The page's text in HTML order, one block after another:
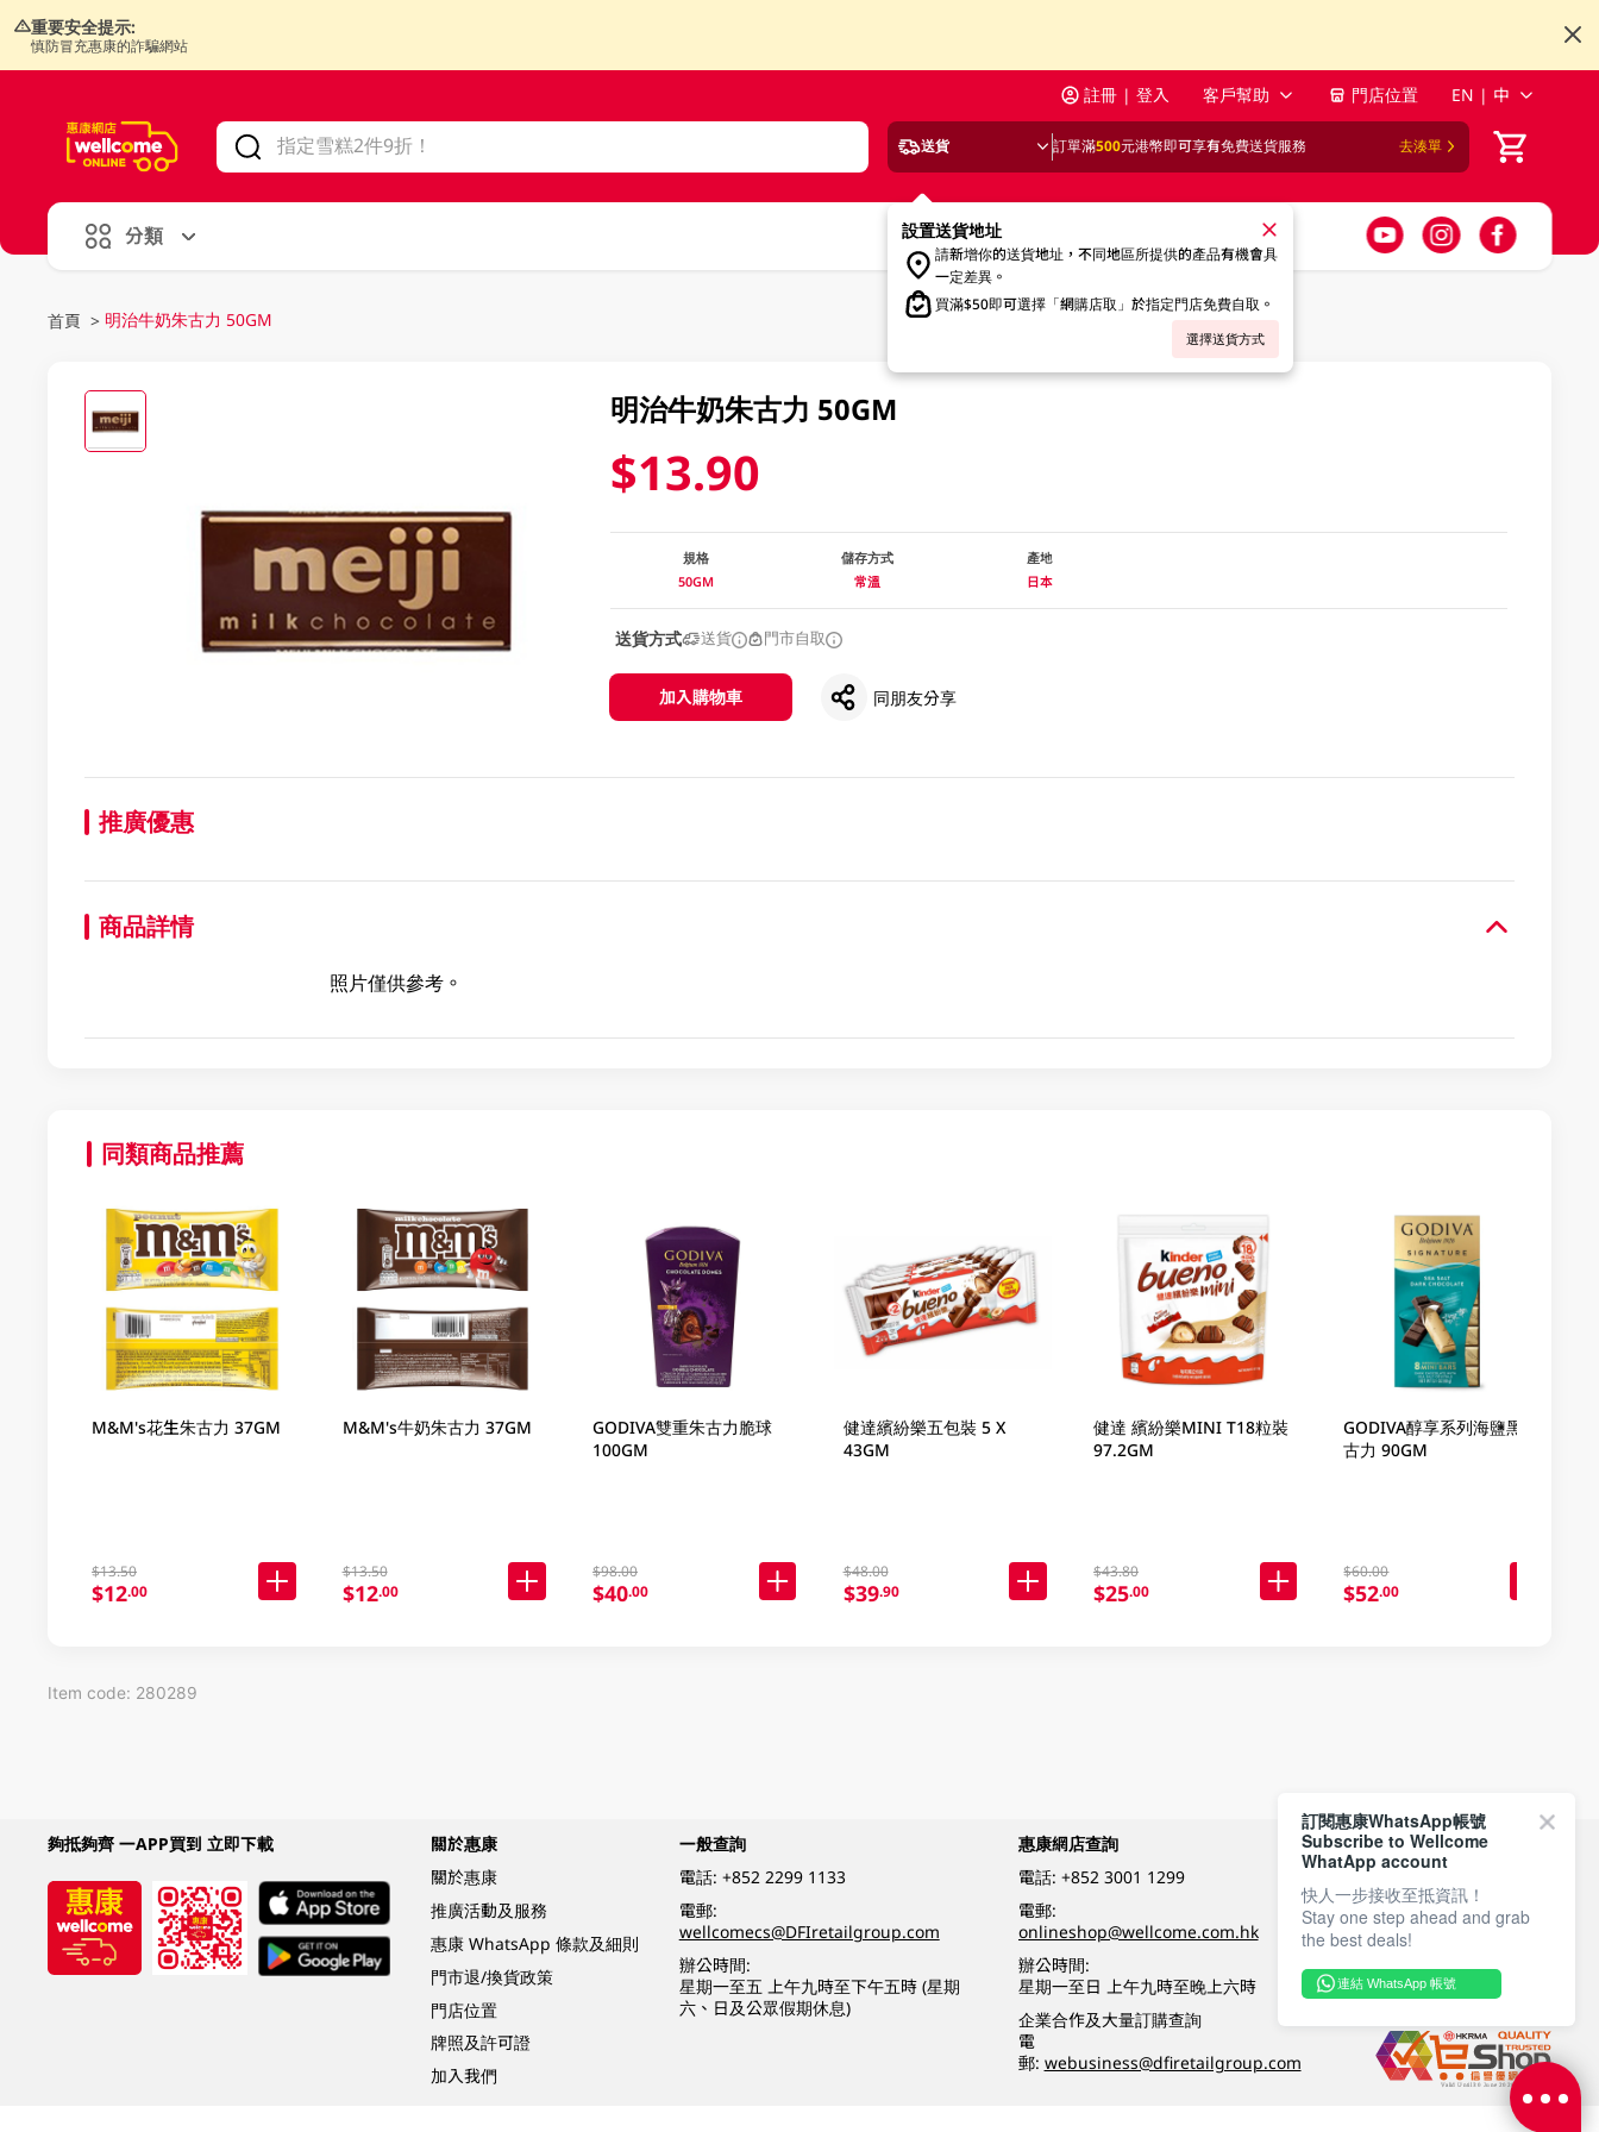
重要安全提示:
慎防冒充惠康的詐騙網站
註冊 | 登入 客戶幫助 門店位置 EN | 中
送貨 訂單滿500元港幣即可享有免費送貨服務 去湊單
設置送貨地址
請新增你的送貨地址，不同地區所提供的產品有機會具
一定差異。
買滿$50即可選擇「網購店取」於指定門店免費自取。
選擇送貨方式
分類
首頁 > 明治牛奶朱古力 50GM
明治牛奶朱古力 50GM
$13.90
規格
50GM
儲存方式
常溫
產地
日本
送貨方式 送貨 門市自取
加入購物車 同朋友分享
推廣優惠
商品詳情
照片僅供參考。
同類商品推薦
M&M's花生朱古力 37GM
$13.50
$12.00
M&M's牛奶朱古力 37GM
$13.50
$12.00
GODIVA雙重朱古力脆球
100GM
$98.00
$40.00
健達繽紛樂五包裝 5 X
43GM
$48.00
$39.90
健達 繽紛樂MINI T18粒裝
97.2GM
$43.80
$25.00
GODIVA醇享系列海鹽黑朱
古力 90GM
$60.00
$52.00
Item code: 280289
夠抵夠齊 一APP買到 立即下載
關於惠康
關於惠康
推廣活動及服務
惠康 WhatsApp 條款及細則
門市退/換貨政策
門店位置
牌照及許可證
加入我們
一般查詢
電話: +852 2299 1133
電郵:
wellcomecs@DFIretailgroup.com
辦公時間:
星期一至五 上午九時至下午五時 (星期
六、日及公眾假期休息)
惠康網店查詢
電話: +852 3001 1299
電郵:
onlineshop@wellcome.com.hk
辦公時間:
星期一至日 上午九時至晚上六時
企業合作及大量訂購查詢
電
郵: webusiness@dfiretailgroup.com
付款方式
關注我們
訂閱惠康WhatsApp帳號
Subscribe to Wellcome
WhatApp account
快人一步接收至抵資訊！
Stay one step ahead and grab
the best deals!
連結 WhatsApp 帳號